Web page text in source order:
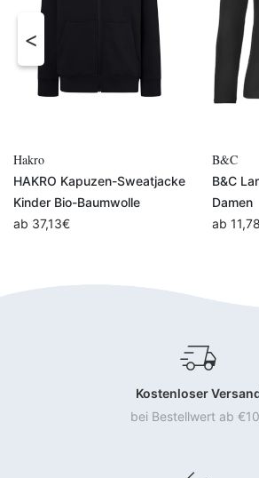
Hakro
HAKRO Kapuzen-Sweatjacke
Kinder Bio-Baumwolle
ab 37,13€
B&C
B&C
Damen
ab 11,78
Kostenloser
bei Bestellwert ab